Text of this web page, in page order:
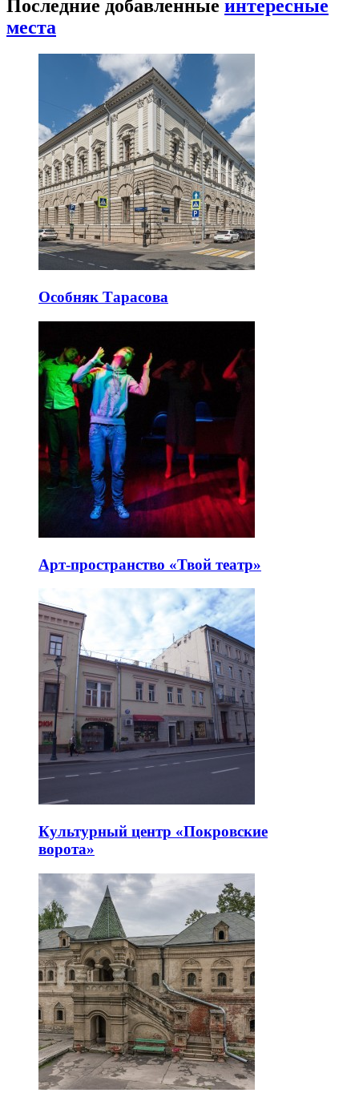
Последние добавленные интересные
места
Особняк Тарасова
Арт-пространство «Твой театр»
Культурный центр «Покровские
ворота»